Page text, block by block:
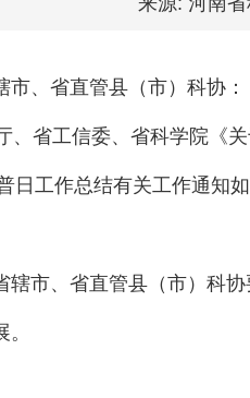
、省直管县（市）科协：
省工信委、省科学院《
日工作总结有关工作通知如
市、省直管县（市）科